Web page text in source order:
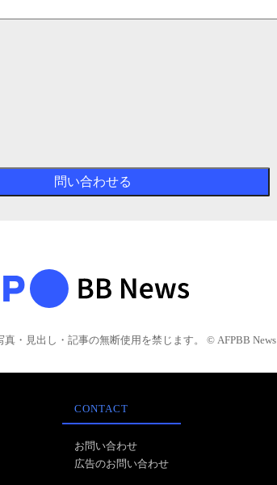
真・見出し・記事の無断使用を禁じます。 © AFPBB News
CONTACT
お問い合わせ
広告のお問い合わせ